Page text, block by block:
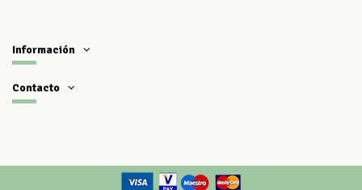
Información
Contacto